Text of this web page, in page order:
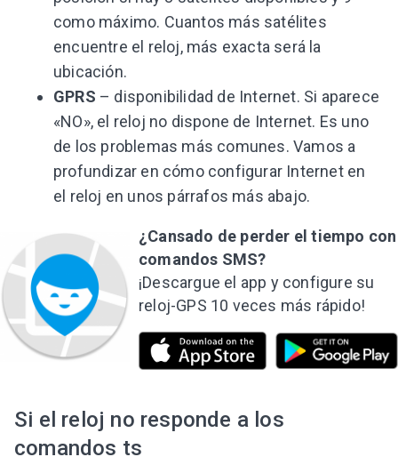
como máximo. Cuantos más satélites
encuentre el reloj, más exacta será la
ubicación.
GPRS – disponibilidad de Internet. Si aparece
«NO», el reloj no dispone de Internet. Es uno
de los problemas más comunes. Vamos a
profundizar en cómo configurar Internet en
el reloj en unos párrafos más abajo.
¿Cansado de perder el tiempo con
comandos SMS?
¡Descargue el app y configure su
reloj-GPS 10 veces más rápido!
Si el reloj no responde a los
comandos ts